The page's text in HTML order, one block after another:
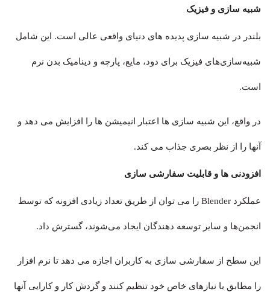
شبیه سازی و فیزیک
بلندر در شبیه سازی پدیده های دنیای واقعی عالی است. این شامل
شبیه‌سازی‌های فیزیک برای دود، مایع، پارچه و دینامیک بدن نرم
است.
در واقع، این شبیه سازی ها اعتبار انیمیشن ها را افزایش می دهد و
آنها را از نظر بصری جذاب می کند.
افزودنی ها و قابلیت سفارشی سازی
عملکرد Blender را می توان از طریق تعداد زیادی افزونه که توسط
انجمن‌ها و سایر توسعه دهندگان ایجاد می‌شوند، گسترش داد.
این سطح از سفارشی سازی به کاربران اجازه می دهد تا نرم افزار
را مطابق با نیازهای خاص خود تنظیم کنند و گردش کار و کارایی آنها